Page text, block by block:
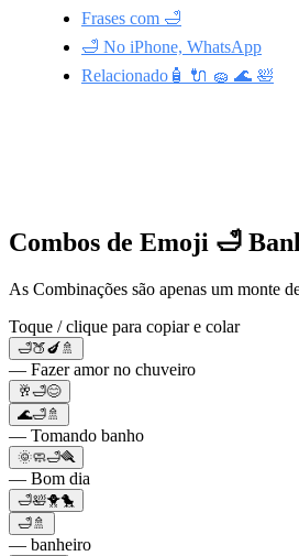
Frases com 🛁
🛁 No iPhone, WhatsApp
Relacionado🧴 🔌 🧽 🌊 🛀
Combos de Emoji 🛁
As Combinações são apenas um monte
Toque / clique para copiar e colar
🛁🍑🍆🚿
— Fazer amor no chuveiro
🥂🛁😊
🌊🛁🚿
— Tomando banho
🌞🧼🛁🪮
— Bom dia
🛁🛀🐥🐤
🛁🚿
— banheiro